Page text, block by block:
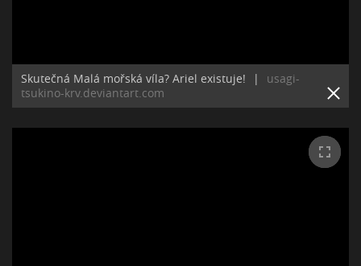
Skutečná Malá mořská víla? Ariel existuje! |
usagi-
tsukino-krv.deviantart.com